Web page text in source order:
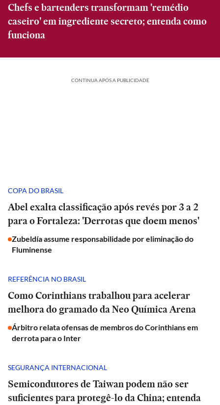
Chefs e bartenders transformam 'remédio
caseiro' em ingrediente secreto; entenda como
funciona
CONTINUA APÓS A PUBLICIDADE
COPA DO BRASIL
Abel exalta classificação após revés por 3 a 2
para o Fortaleza: 'Derrotas que doem menos'
Zubeldía assume responsabilidade por eliminação do
Fluminense
REFERÊNCIA NO BRASIL
Como Corinthians trabalhou para acelerar
melhora do gramado da Neo Química Arena
Árbitro relata ofensas de membros do Corinthians em
derrota para o Inter
SEGURANÇA INTERNACIONAL
Semicondutores de Taiwan podem não ser
suficientes para protegê-lo da China; entenda